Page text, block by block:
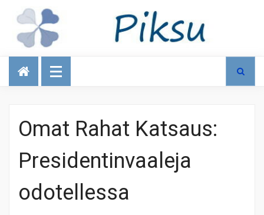
Talous
Omat Rahat Katsaus:
Presidentinvaaleja
odotellessa